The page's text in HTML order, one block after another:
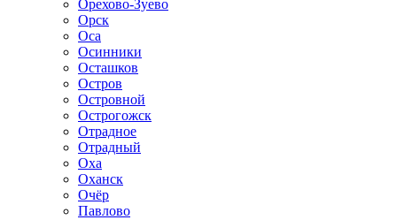
Орехово-Зуево
Орск
Оса
Осинники
Осташков
Остров
Островной
Острогожск
Отрадное
Отрадный
Оха
Оханск
Очёр
Павлово